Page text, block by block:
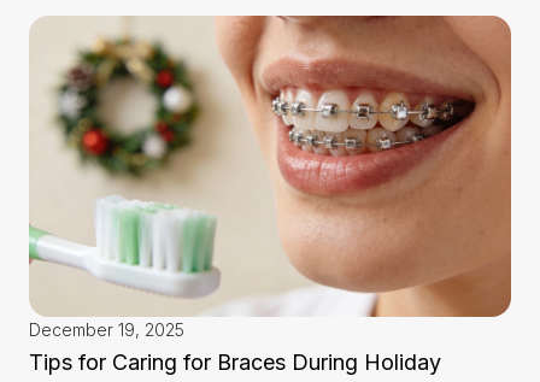
December 19, 2025
Tips for Caring for Braces During Holiday